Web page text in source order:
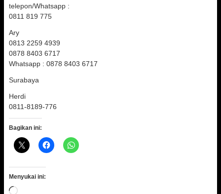
telepon/Whatsapp :
0811 819 775
Ary
0813 2259 4939
0878 8403 6717
Whatsapp : 0878 8403 6717
Surabaya
Herdi
0811-8189-776
Bagikan ini:
Menyukai ini:
Memuat...